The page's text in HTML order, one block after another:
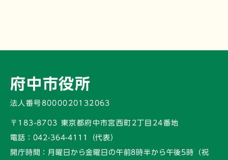
府中市役所
法人番号8000020132063
〒183-8703 東京都府中市宮西町2丁目24番地
電話： 042-364-4111（代表）
開庁時間： 月曜日から金曜日の午前8時半から午後5時 （祝